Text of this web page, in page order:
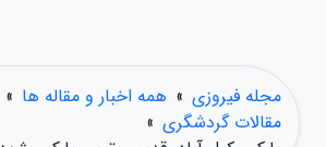
مجله فیروزی » همه اخبار و مقاله ها »
مقالات گردشگری »